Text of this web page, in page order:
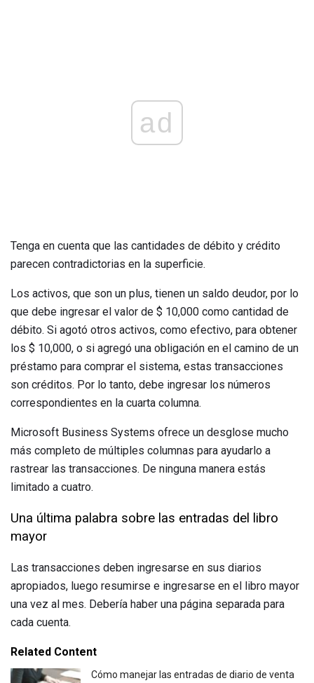
ad
Tenga en cuenta que las cantidades de débito y crédito
parecen contradictorias en la superficie.
Los activos, que son un plus, tienen un saldo deudor, por lo
que debe ingresar el valor de $ 10,000 como cantidad de
débito. Si agotó otros activos, como efectivo, para obtener
los $ 10,000, o si agregó una obligación en el camino de un
préstamo para comprar el sistema, estas transacciones
son créditos. Por lo tanto, debe ingresar los números
correspondientes en la cuarta columna.
Microsoft Business Systems ofrece un desglose mucho
más completo de múltiples columnas para ayudarlo a
rastrear las transacciones. De ninguna manera estás
limitado a cuatro.
Una última palabra sobre las entradas del libro
mayor
Las transacciones deben ingresarse en sus diarios
apropiados, luego resumirse e ingresarse en el libro mayor
una vez al mes. Debería haber una página separada para
cada cuenta.
Related Content
Cómo manejar las entradas de diario de venta